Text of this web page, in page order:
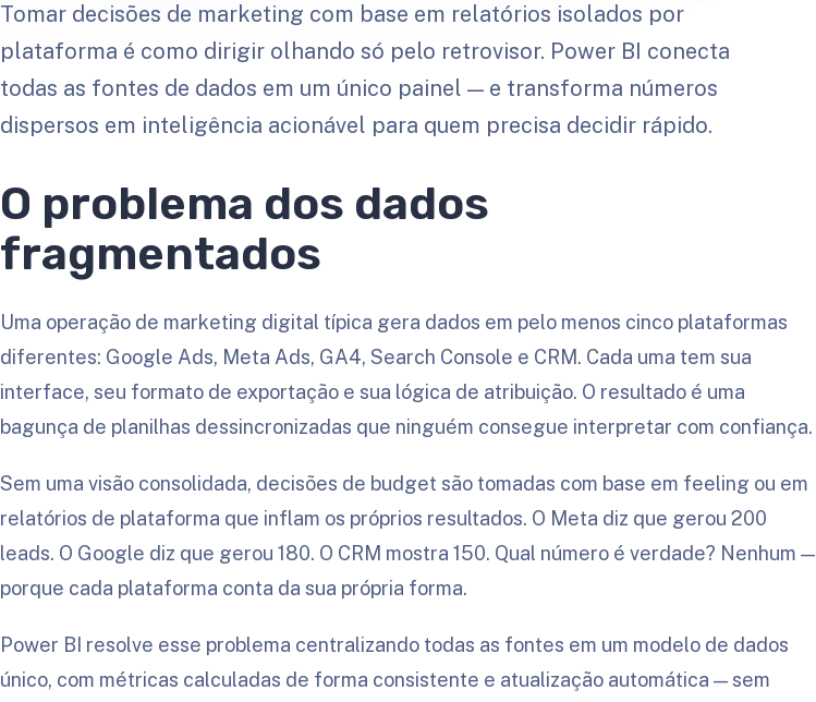
Tomar decisões de marketing com base em relatórios isolados por
plataforma é como dirigir olhando só pelo retrovisor. Power BI conecta
todas as fontes de dados em um único painel — e transforma números
dispersos em inteligência acionável para quem precisa decidir rápido.
O problema dos dados
fragmentados
Uma operação de marketing digital típica gera dados em pelo menos cinco plataformas
diferentes: Google Ads, Meta Ads, GA4, Search Console e CRM. Cada uma tem sua
interface, seu formato de exportação e sua lógica de atribuição. O resultado é uma
bagunça de planilhas dessincronizadas que ninguém consegue interpretar com confiança.
Sem uma visão consolidada, decisões de budget são tomadas com base em feeling ou em
relatórios de plataforma que inflam os próprios resultados. O Meta diz que gerou 200
leads. O Google diz que gerou 180. O CRM mostra 150. Qual número é verdade? Nenhum —
porque cada plataforma conta da sua própria forma.
Power BI resolve esse problema centralizando todas as fontes em um modelo de dados
único, com métricas calculadas de forma consistente e atualização automática — sem